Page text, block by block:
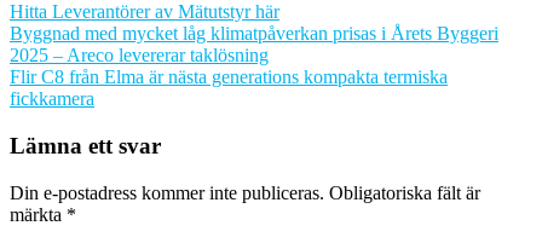
Hitta Leverantörer av Mätutstyr här
Inläggsnavigering
Byggnad med mycket låg klimatpåverkan prisas i Årets Byggeri
2025 – Areco levererar taklösning
Flir C8 från Elma är nästa generations kompakta termiska
fickkamera
Lämna ett svar
Din e-postadress kommer inte publiceras. Obligatoriska fält är
märkta *